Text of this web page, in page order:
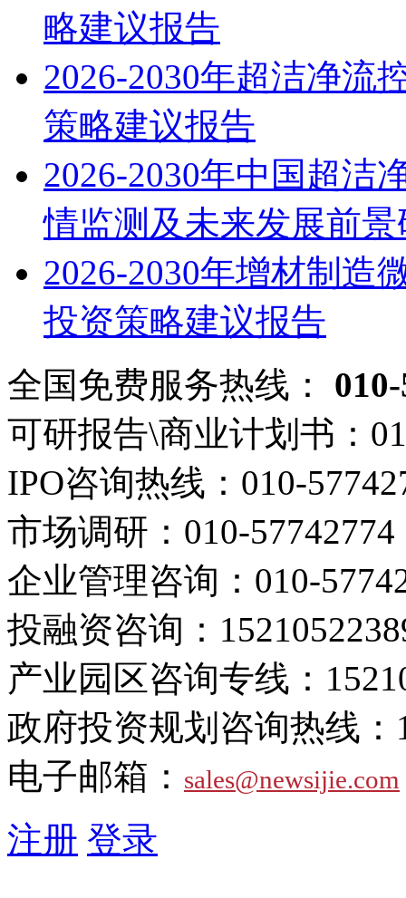
略建议报告
2026-2030年超洁净流
策略建议报告
2026-2030年中国超洁
情监测及未来发展前
2026-2030年增材制造
投资策略建议报告
全国免费服务热线：
可研报告\商业计划书：
IPO咨询热线： 010-
市场调研： 010-57742774
企业管理咨询： 010-
投融资咨询：
产业园区咨询专线：
政府投资规划咨询热线：
电子邮箱： sales@newsijie.com
注册 登录